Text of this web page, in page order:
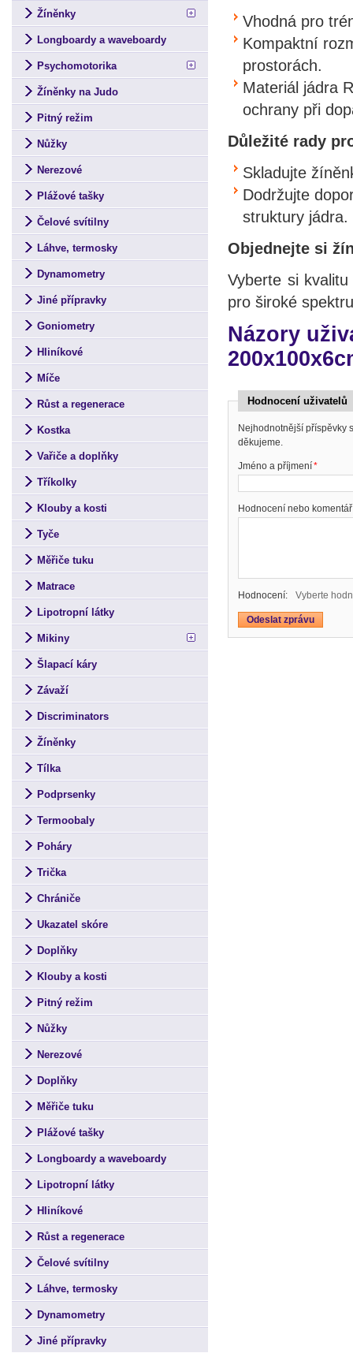
Vhodná pro
Kompaktní
prostorách.
Materiál jádra
ochrany při
Důležité rady
Skladujte
Dodržujte
struktury jádra.
Objednejte si
Vyberte si
pro široké
Názory
Hodnocení uživatelů
Nejhodnotnější příspěvky
děkujeme.
Jméno a příjmení*
Hodnocení nebo komentář
Hodnocení: Vyberte
Žíněnky
Longboardy a waveboardy
Psychomotorika
Žíněnky na Judo
Pitný režim
Nůžky
Nerezové
Plážové tašky
Čelové svítilny
Láhve, termosky
Dynamometry
Jiné přípravky
Goniometry
Hliníkové
Míče
Růst a regenerace
Kostka
Vařiče a doplňky
Tříkolky
Klouby a kosti
Tyče
Měřiče tuku
Matrace
Lipotropní látky
Mikiny
Šlapací káry
Závaží
Discriminators
Žíněnky
Tílka
Podprsenky
Termoobaly
Poháry
Trička
Chrániče
Ukazatel skóre
Doplňky
Klouby a kosti
Pitný režim
Nůžky
Nerezové
Doplňky
Měřiče tuku
Plážové tašky
Longboardy a waveboardy
Lipotropní látky
Hliníkové
Růst a regenerace
Čelové svítilny
Láhve, termosky
Dynamometry
Jiné přípravky